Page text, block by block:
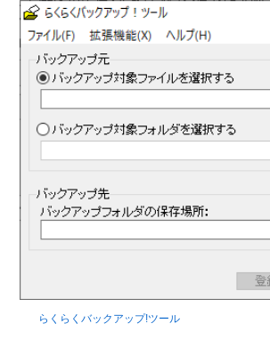
らくらくバックアップ!ツール